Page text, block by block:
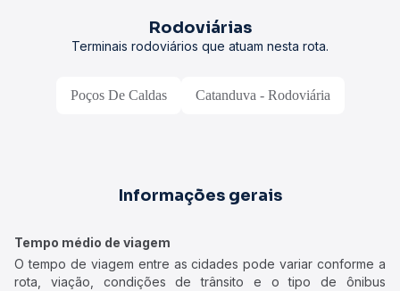
Rodoviárias
Terminais rodoviários que atuam nesta rota.
Poços De Caldas Catanduva - Rodoviária
Informações gerais
Tempo médio de viagem
O tempo de viagem entre as cidades pode variar conforme a
rota, viação, condições de trânsito e o tipo de ônibus